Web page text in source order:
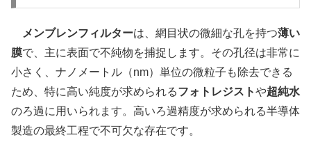
メンブレンフィルターは、網目状の微細な孔を持つ薄い
膜で、主に表面で不純物を捕捉します。その孔径は非常に
小さく、ナノメートル（nm）単位の微粒子も除去できる
ため、特に高い純度が求められるフォトレジストや超純水
のろ過に用いられます。高いろ過精度が求められる半導体
製造の最終工程で不可欠な存在です。